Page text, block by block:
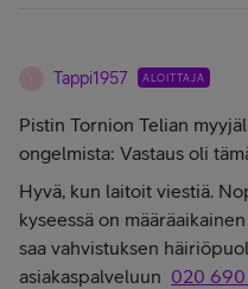
Tappi1957 ALOITTAJA
Pistin Tornion Telian
ongelmista: Vastaus oli
Hyvä, kun laitoit viestiä.
kyseessä on
saa vahvistuksen
asiakaspalveluun 020